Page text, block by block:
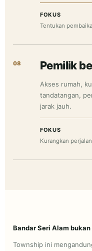
FOKUS
Tentukan
08 Pemilik
Akses rumah,
tandatangan,
jarak jauh.
FOKUS
Kurangkan
Bandar Seri Alam
Township ini